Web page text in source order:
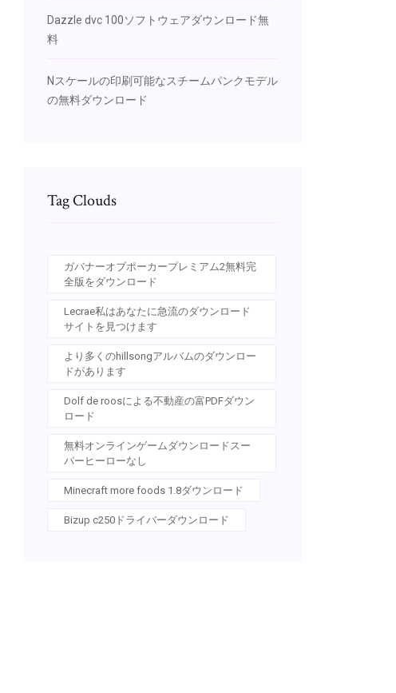
Dazzle dvc 100ソフトウェアダウンロード無
料
Nスケールの印刷可能なスチームパンクモデル
の無料ダウンロード
Tag Clouds
ガバナーオブポーカープレミアム2無料完
全版をダウンロード
Lecrae私はあなたに急流のダウンロード
サイトを見つけます
より多くのhillsongアルバムのダウンロー
ドがあります
Dolf de roosによる不動産の富PDFダウン
ロード
無料オンラインゲームダウンロードスー
パーヒーローなし
Minecraft more foods 1.8ダウンロード
Bizup c250ドライバーダウンロード